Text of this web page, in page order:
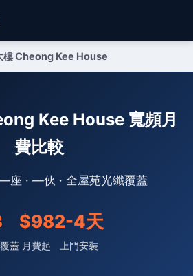
樓 Cheong Kee House
Kee House 寬頻月
費比較
座 · —伙 · 全屋苑光纖覆蓋
蓋
$98
月費起
2-4天
上門安裝